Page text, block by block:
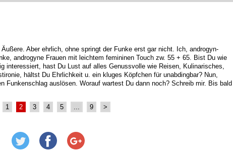
Aber ehrlich, ohne springt der Funke erst gar nicht. Ich, androgyn-
androgyne Frauen mit leichtem femininen Touch zw. 55 + 65. Bist Du wie
interessiert, hast Du Lust auf alles Genussvolle wie Reisen, Kulinarisches,
hältst Du Ehrlichkeit u. ein kluges Köpfchen für unabdingbar? Nun,
Funkenschlag auslösen. Worauf wartest Du dann noch? Schreib mir. Bis bald
1 2 3 4 5 9 >